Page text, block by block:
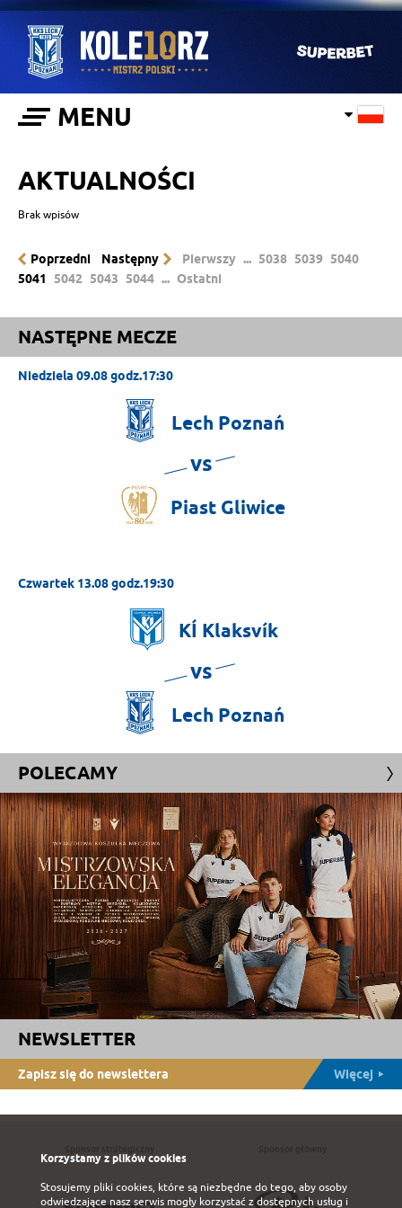
MENU
AKTUALNOŚCI
Brak wpisów
Poprzedni Następny Pierwszy ... 5038 5039 5040
5041
5042 5043 5044 ... Ostatni
NASTĘPNE MECZE
Niedziela 09.08 godz.17:30
Lech Poznań
vs
Piast Gliwice
Czwartek 13.08 godz.19:30
KÍ Klaksvík
vs
Lech Poznań
POLECAMY
NEWSLETTER
Zapisz się do newslettera Więcej
Korzystamy z plików cookies
Stosujemy pliki cookies, które są niezbędne do tego, aby osoby
odwiedzające nasz serwis mogły korzystać z dostępnych usług i